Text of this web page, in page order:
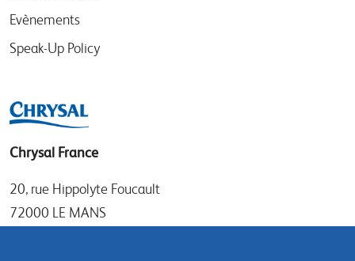
Evènements
Speak-Up Policy
Chrysal France
20, rue Hippolyte Foucault
72000 LE MANS